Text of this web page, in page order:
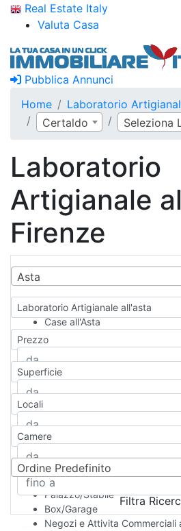
Real Estate Italy
Valuta Casa
Pubblica Annunci
Home
Laboratorio
Certaldo
Seleziona
Laboratorio
Artigianale
Firenze
Asta
Laboratorio Artigianale all'asta
Case all'Asta
Qualsiasi
Appartamento
Casa indipendente
Casa Semi-indipendente
Attico/Mansarda
Rustico/Casale
Camera d'Albergo
Multiproprietà
Palazzo/Stabile
Box/Garage
Negozi e Attivita Commerciali
Prezzo
Superficie
Locali
Camere
Ordine Predefinito
Filtra